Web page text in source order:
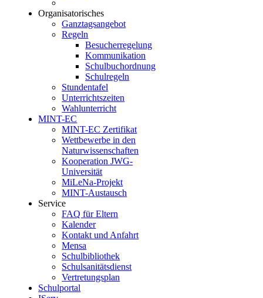
Organisatorisches
Ganztagsangebot
Regeln
Besucherregelung
Kommunikation
Schulbuchordnung
Schulregeln
Stundentafel
Unterrichtszeiten
Wahlunterricht
MINT-EC
MINT-EC Zertifikat
Wettbewerbe in den
Naturwissenschaften
Kooperation JWG-
Universität
MiLeNa-Projekt
MINT-Austausch
Service
FAQ für Eltern
Kalender
Kontakt und Anfahrt
Mensa
Schulbibliothek
Schulsanitätsdienst
Vertretungsplan
Schulportal